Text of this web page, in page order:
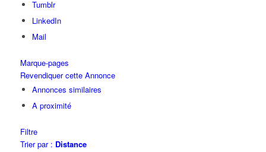
Tumblr
LinkedIn
Mail
Marque-pages
Revendiquer cette Annonce
Annonces similaires
A proximité
Filtre
Trier par : Distance